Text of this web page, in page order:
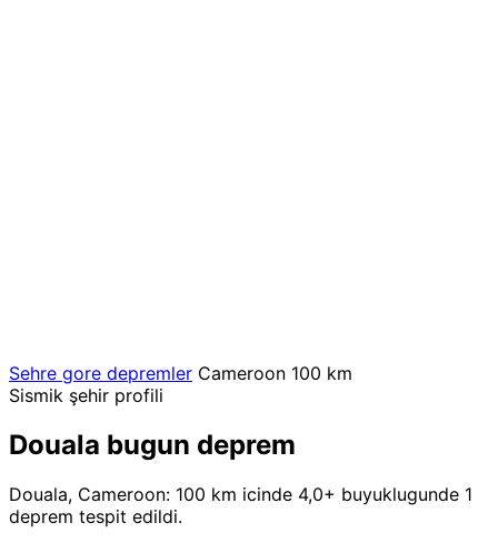
Sehre gore depremler Cameroon 100 km
Sismik şehir profili
Douala bugun deprem
Douala, Cameroon: 100 km icinde 4,0+ buyuklugunde 1
deprem tespit edildi.